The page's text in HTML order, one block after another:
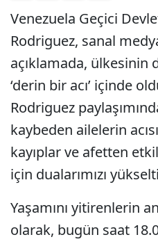
Venezuela Geçici
Rodriguez, sanal
açıklamada, ülkesinin
‘derin bir acı’ içinde
Rodriguez
kaybeden ailelerin
kayıplar ve afetten
için dualarımızı
Yaşamını yitirenlerin
olarak, bugün saat